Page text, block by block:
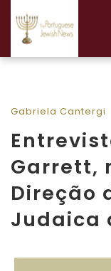
Gabriela Cantergi
Garrett,
Direção
Judaica